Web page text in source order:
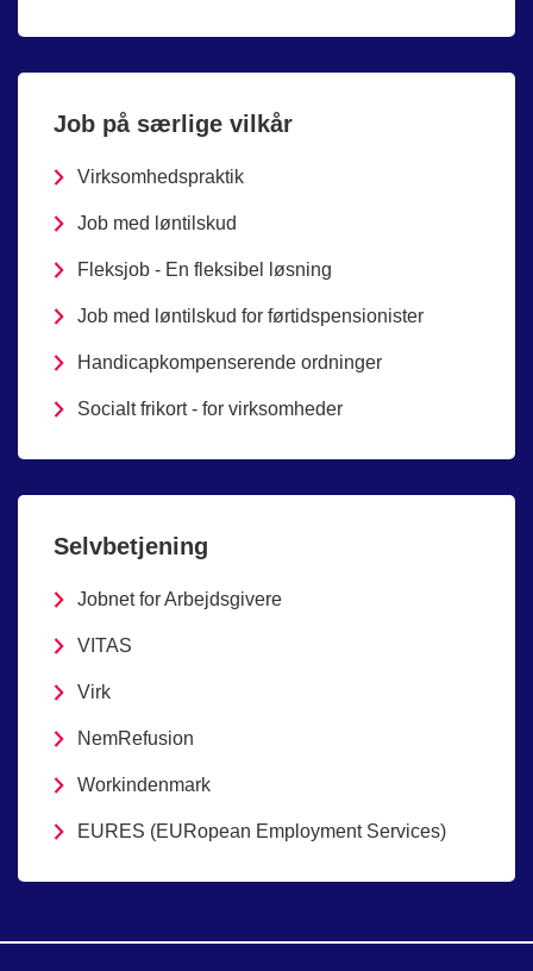
Job på særlige vilkår
Virksomhedspraktik
Job med løntilskud
Fleksjob - En fleksibel løsning
Job med løntilskud for førtidspensionister
Handicapkompenserende ordninger
Socialt frikort - for virksomheder
Selvbetjening
Jobnet for Arbejdsgivere
VITAS
Virk
NemRefusion
Workindenmark
EURES (EURopean Employment Services)